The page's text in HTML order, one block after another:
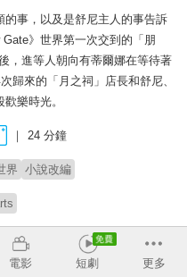
事，以及是舒尼主人的事告訴
》世界第一次交到的「朋
，進等人朝向有蒂爾娜在等待著
歸來的「月之祠」店長和舒尼、
樂時光。
24 分鐘
界 小說改編
岡咲美保 比留間俊哉 涼本秋穗
電影 短劇 更多